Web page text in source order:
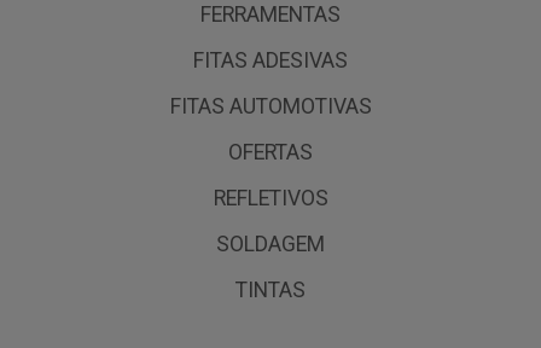
FERRAMENTAS
FITAS ADESIVAS
FITAS AUTOMOTIVAS
OFERTAS
REFLETIVOS
SOLDAGEM
TINTAS